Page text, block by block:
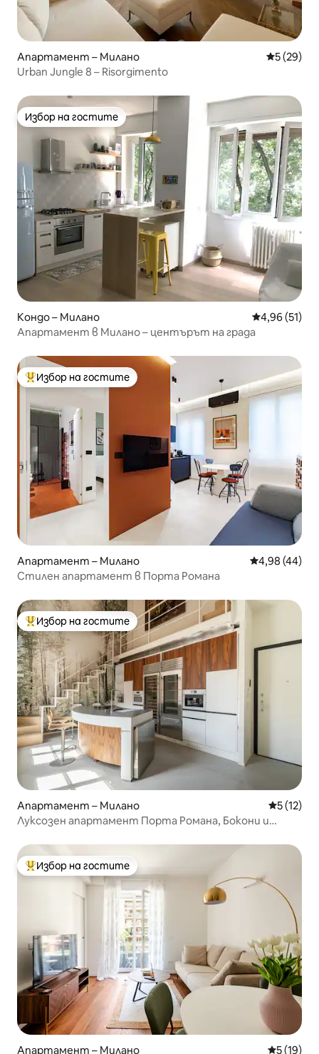
Апартамент – Милано Средна
5 (29)
Urban Jungle 8 – Risorgimento
Избор на гостите
Избор на гостите
Кондо – Милано Средна
4,96 (51)
Апартамент в Милано – центърът на града
Най-популярен избор на гостите
Избор на гостите
Апартамент – Милано Средна
4,98 (44)
Стилен апартамент в Порта Романа
Най-популярен избор на гостите
Избор на гостите
Апартамент – Милано Средна
5 (12)
Луксозен апартамент Порта Романа, Бокони и
Най-популярен избор на гостите
Избор на гостите
Апартамент – Милано Средна
5 (19)